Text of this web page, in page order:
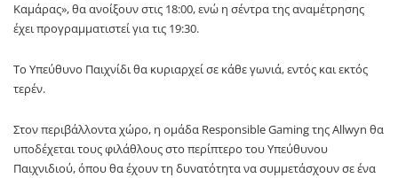
Καμάρας», θα ανοίξουν στις 18:00, ενώ η σέντρα της αναμέτρησης
έχει προγραμματιστεί για τις 19:30.
Το Υπεύθυνο Παιχνίδι θα κυριαρχεί σε κάθε γωνιά, εντός και εκτός
τερέν.
Στον περιβάλλοντα χώρο, η ομάδα Responsible Gaming της Allwyn θα
υποδέχεται τους φιλάθλους στο περίπτερο του Υπεύθυνου
Παιχνιδιού, όπου θα έχουν τη δυνατότητα να συμμετάσχουν σε ένα